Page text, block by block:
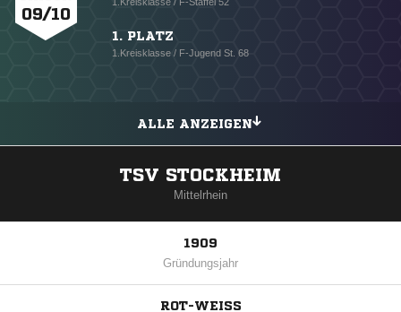
09/10
1.Kreisklasse / F-Staffel 52
1. PLATZ
1.Kreisklasse / F-Jugend St. 68
ALLE ANZEIGEN
TSV STOCKHEIM
Mittelrhein
1909
Gründungsjahr
ROT-WEISS